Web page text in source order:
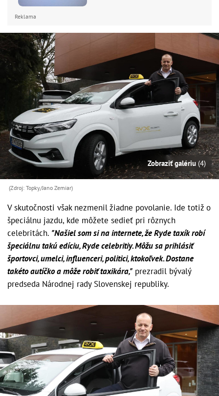
Reklama
Zobraziť galériu (4)
(Zdroj: Topky/Jano Zemiar)
V skutočnosti však nezmenil žiadne povolanie. Ide totiž o
špeciálnu jazdu, kde môžete sedieť pri rôznych
celebritách. "Našiel som si na internete, že Ryde taxík robí
špeciálnu takú edíciu, Ryde celebritiy. Môžu sa prihlásiť
športovci, umelci, influenceri, politici, ktokoľvek. Dostane
takéto autíčko a môže robiť taxikára," prezradil bývalý
predseda Národnej rady Slovenskej republiky.